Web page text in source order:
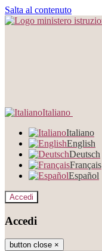
Salta al contenuto
Italiano
Italiano
English
Deutsch
Français
Español
Accedi
Accedi
button close ×